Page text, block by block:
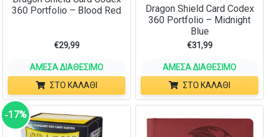
360 Portfolio – Blood Red
€29,99
ΆΜΕΣΑ ΔΙΑΘΈΣΙΜΟ
ΣΤΟ ΚΑΛΆΘΙ
Dragon Shield Card Codex
360 Portfolio – Midnight
Blue
€31,99
ΆΜΕΣΑ ΔΙΑΘΈΣΙΜΟ
ΣΤΟ ΚΑΛΆΘΙ
‑17%